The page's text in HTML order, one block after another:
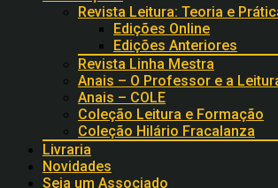
Revista Leitura: Teoria e
Edições Online
Edições Anteriores
Revista Linha Mestra
Anais – O Professor e a
Anais – COLE
Coleção Leitura e Formação
Coleção Hilário Fracalanza
Livraria
Novidades
Seja um Associado